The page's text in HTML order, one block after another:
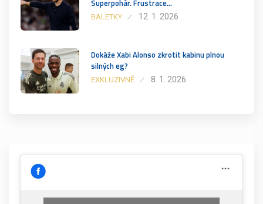
Superpohár. Frustrace…
BALETKY 12. 1. 2026
Dokáže Xabi Alonso zkrotit kabinu plnou
silných eg?
EXKLUZIVNĚ 8. 1. 2026